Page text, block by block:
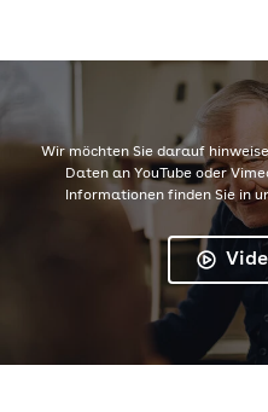
Wir möchten Sie darauf
Daten an YouTube oder
Informationen finden Sie in